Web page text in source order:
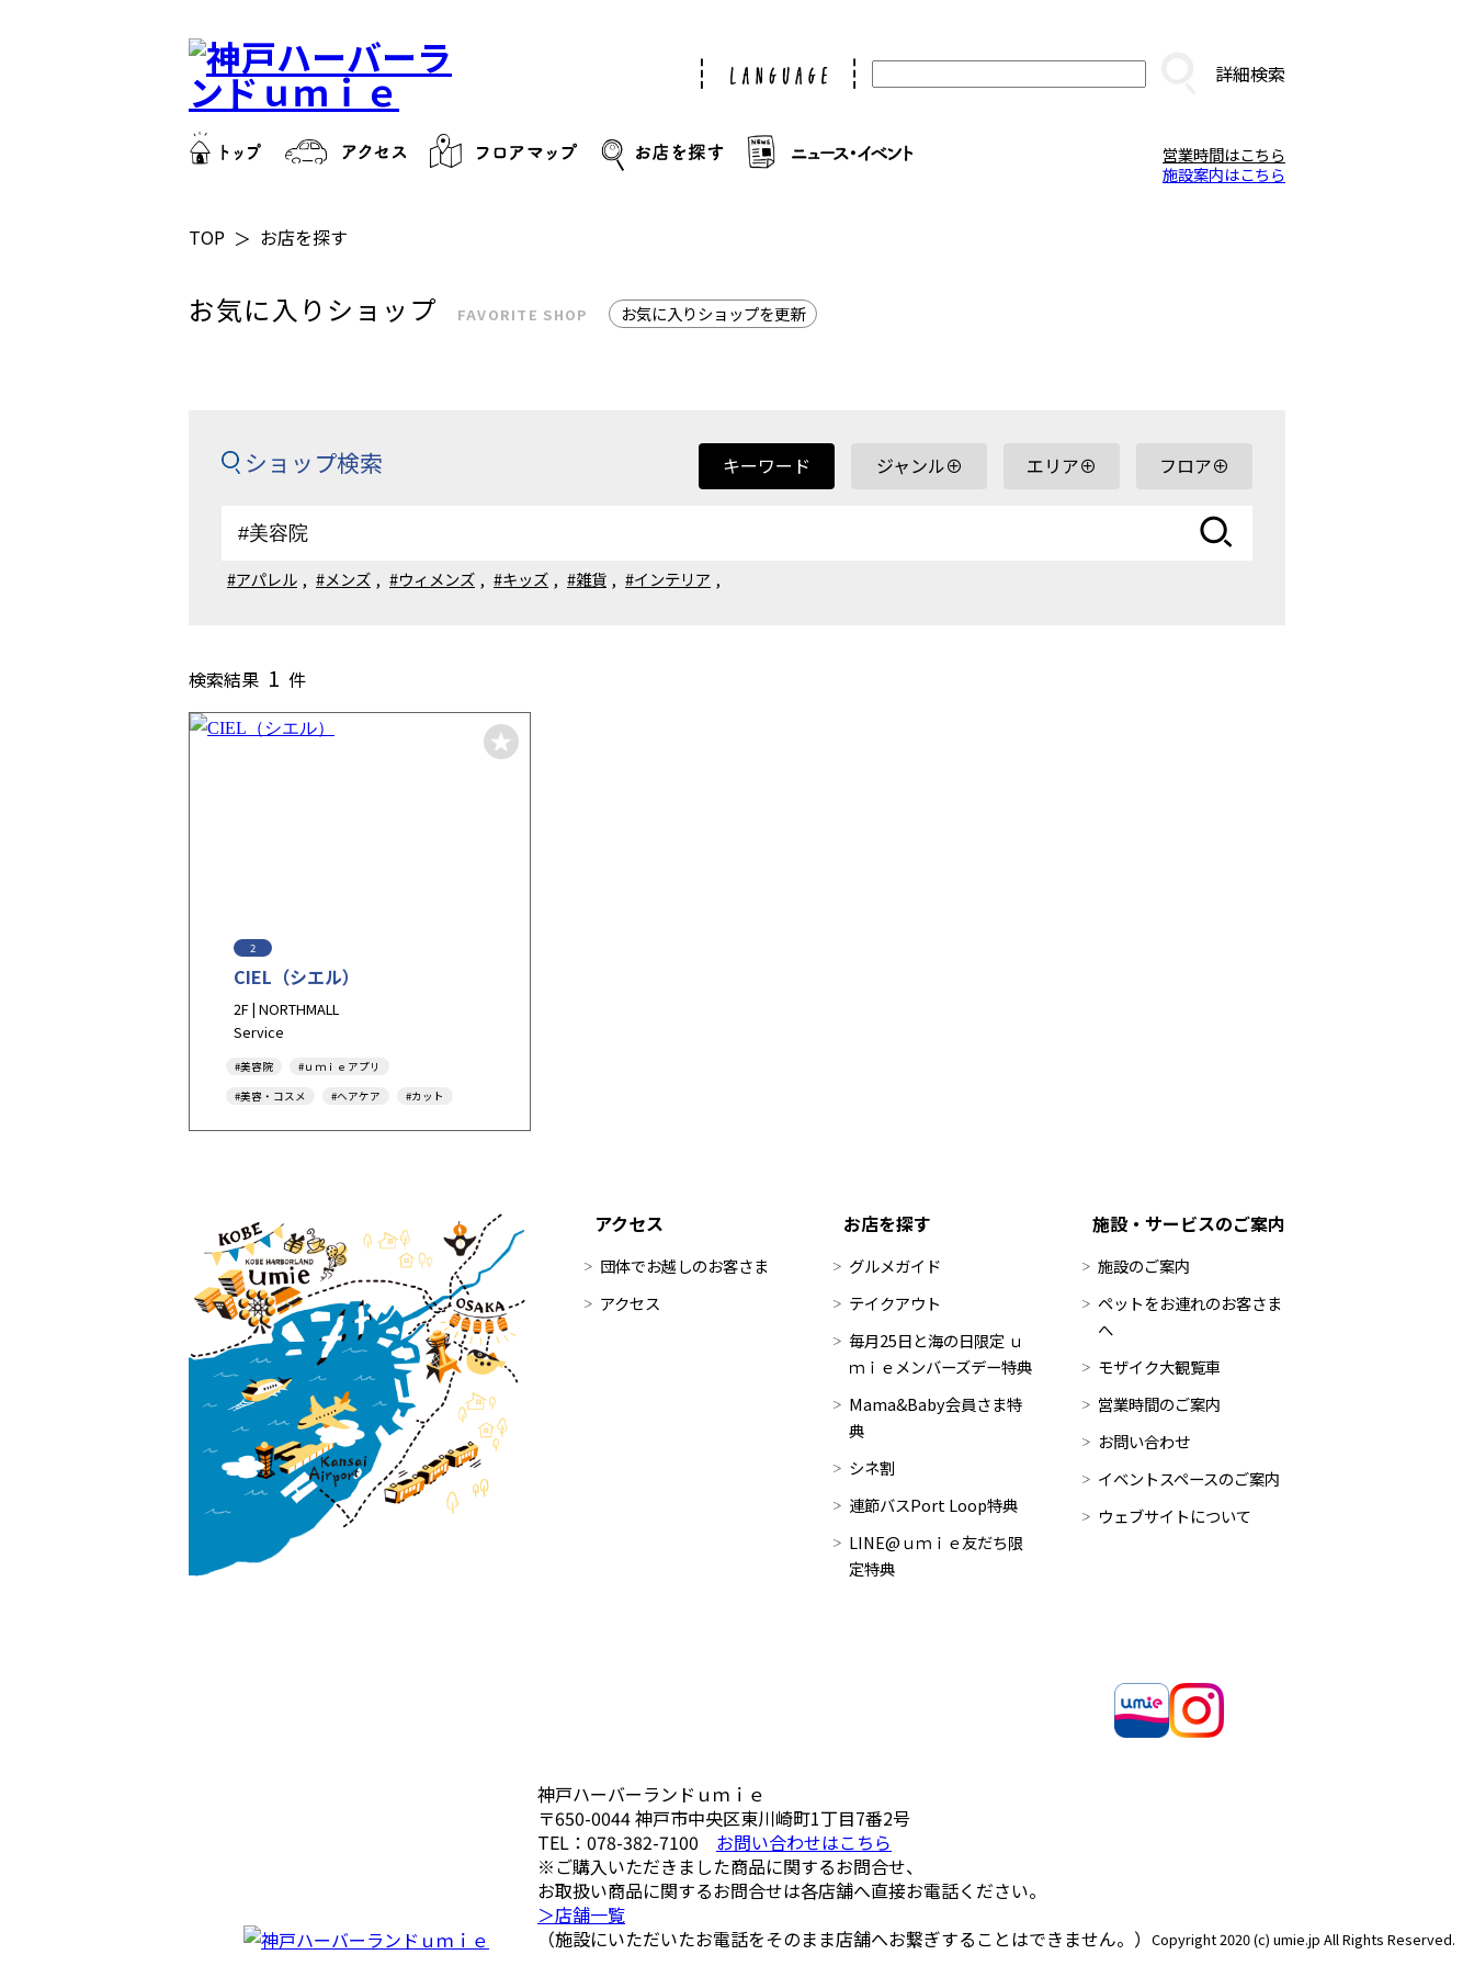
詳細検索
営業時間はこちら
施設案内はこちら
TOP お店を探す
お気に入りショップ FAVORITE SHOP お気に入りショップを更新
ショップ検索 キーワード ジャンル⊕ エリア⊕ フロア⊕
#アパレル , #メンズ , #ウィメンズ , #キッズ , #雑貨 , #インテリア ,
検索結果 1 件
2
CIEL（シエル）
2F | NORTHMALL
Service
#美容院
#ｕｍｉｅアプリ
#美容・コスメ
#ヘアケア
#カット
アクセス
団体でお越しのお客さま
アクセス
お店を探す
グルメガイド
テイクアウト
毎月25日と海の日限定 ｕ
ｍｉｅメンバーズデー特典
Mama&Baby会員さま特
典
シネ割
連節バスPort Loop特典
LINE@ｕｍｉｅ友だち限
定特典
施設・サービスのご案内
施設のご案内
ペットをお連れのお客さま
へ
モザイク大観覧車
営業時間のご案内
お問い合わせ
イベントスペースのご案内
ウェブサイトについて
神戸ハーバーランドｕｍｉｅ
〒650-0044神戸市中央区東川崎町1丁目7番2号
TEL： 078-382-7100
お問い合わせはこちら
※ご購入いただきました商品に関するお問合せ、
お取扱い商品に関するお問合せは各店舗へ直接お電話ください。
＞店舗一覧
（施設にいただいたお電話をそのまま店舗へお繋ぎすることはできません。） Copyright 2020 (c) umie.jp All Rights Reserved.